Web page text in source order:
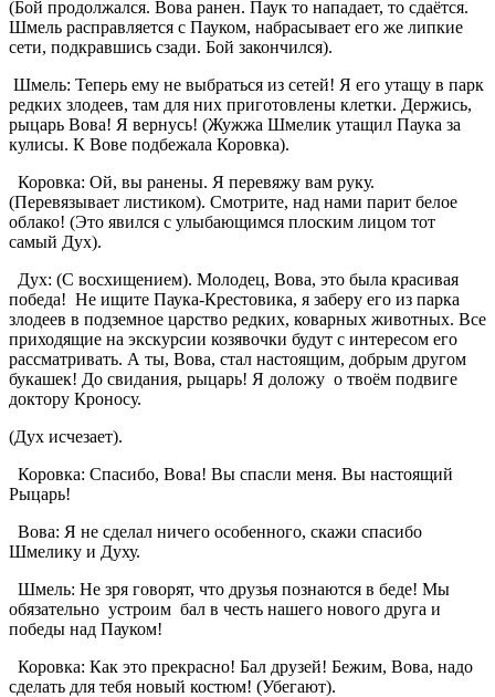
(Бой продолжался. Вова ранен. Паук то нападает, то сдаётся.
Шмель расправляется с Пауком, набрасывает его же липкие
сети, подкравшись сзади. Бой закончился).
Шмель: Теперь ему не выбраться из сетей! Я его утащу в парк
редких злодеев, там для них приготовлены клетки. Держись,
рыцарь Вова! Я вернусь! (Жужжа Шмелик утащил Паука за
кулисы. К Вове подбежала Коровка).
Коровка: Ой, вы ранены. Я перевяжу вам руку.
(Перевязывает листиком). Смотрите, над нами парит белое
облако! (Это явился с улыбающимся плоским лицом тот
самый Дух).
Дух: (С восхищением). Молодец, Вова, это была красивая
победа! Не ищите Паука-Крестовика, я заберу его из парка
злодеев в подземное царство редких, коварных животных. Все
приходящие на экскурсии козявочки будут с интересом его
рассматривать. А ты, Вова, стал настоящим, добрым другом
букашек! До свидания, рыцарь! Я доложу о твоём подвиге
доктору Кроносу.
(Дух исчезает).
Коровка: Спасибо, Вова! Вы спасли меня. Вы настоящий
Рыцарь!
Вова: Я не сделал ничего особенного, скажи спасибо
Шмелику и Духу.
Шмель: Не зря говорят, что друзья познаются в беде! Мы
обязательно устроим бал в честь нашего нового друга и
победы над Пауком!
Коровка: Как это прекрасно! Бал друзей! Бежим, Вова, надо
сделать для тебя новый костюм! (Убегают).